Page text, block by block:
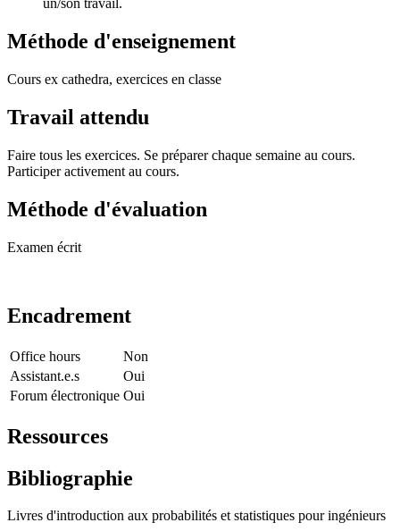
un/son travail.
Méthode d'enseignement
Cours ex cathedra, exercices en classe
Travail attendu
Faire tous les exercices. Se préparer chaque semaine au cours.
Participer activement au cours.
Méthode d'évaluation
Examen écrit
Encadrement
Office hours
Non
Assistant.e.s
Oui
Forum électronique Oui
Ressources
Bibliographie
Livres d'introduction aux probabilités et statistiques pour ingénieurs